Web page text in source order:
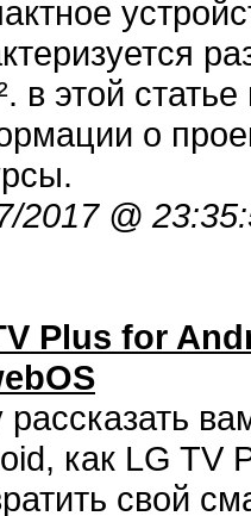
в этой
о
2017 @
Plus for
рассказать
как LG
свой